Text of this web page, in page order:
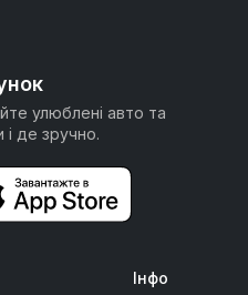
улюблені авто та
де зручно.
Інфо